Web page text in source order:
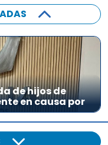
de hijos de
en causa por